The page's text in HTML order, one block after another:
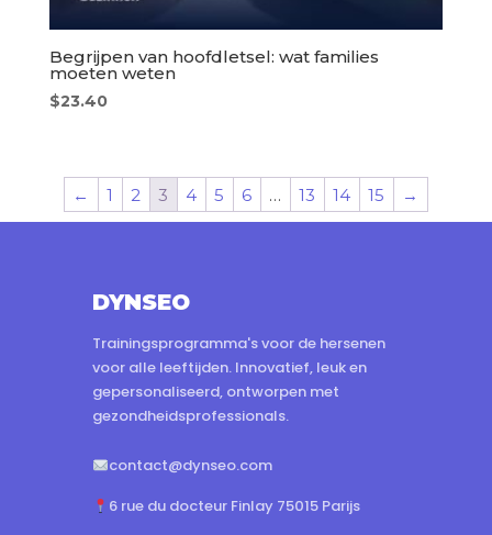
Begrijpen van hoofdletsel: wat families
moeten weten
$23.40
← 1 2 3 4 5 6 … 13 14 15 →
DYNSEO
Trainingsprogramma's voor de hersenen
voor alle leeftijden. Innovatief, leuk en
gepersonaliseerd, ontworpen met
gezondheidsprofessionals.
contact@dynseo.com
6 rue du docteur Finlay 75015 Parijs